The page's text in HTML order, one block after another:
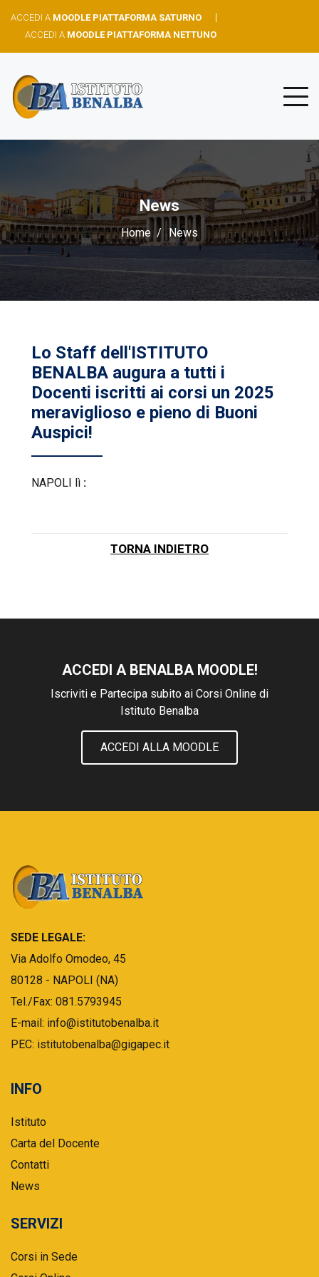
ACCEDI A MOODLE PIATTAFORMA SATURNO
ACCEDI A MOODLE PIATTAFORMA NETTUNO
News
Home News
Lo Staff dell'ISTITUTO
BENALBA augura a tutti i
Docenti iscritti ai corsi un 2025
meraviglioso e pieno di Buoni
Auspici!
NAPOLI lì :
TORNA INDIETRO
ACCEDI A BENALBA MOODLE!
Iscriviti e Partecipa subito ai Corsi Online di
Istituto Benalba
ACCEDI ALLA MOODLE
SEDE LEGALE:
Via Adolfo Omodeo, 45
80128 - NAPOLI (NA)
Tel./Fax: 081.5793945
E-mail: info@istitutobenalba.it
PEC: istitutobenalba@gigapec.it
INFO
Istituto
Carta del Docente
Contatti
News
SERVIZI
Corsi in Sede